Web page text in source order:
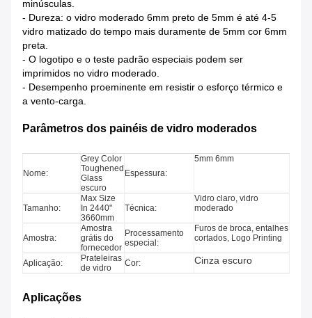
minúsculas.
- Dureza: o vidro moderado 6mm preto de 5mm é até 4-5
vidro matizado do tempo mais duramente de 5mm cor 6mm
preta.
- O logotipo e o teste padrão especiais podem ser
imprimidos no vidro moderado.
- Desempenho proeminente em resistir o esforço térmico e
a vento-carga.
Parâmetros dos painéis de vidro moderados
Nome:
Grey Color
Toughened
Glass
escuro
Espessura:
5mm 6mm
Tamanho:
Max Size
In 2440"
3660mm
Técnica:
Vidro claro, vidro
moderado
Amostra:
Amostra
grátis do
fornecedor
Processamento
especial:
Furos de broca, entalhes
cortados, Logo Printing
Aplicação:
Prateleiras
de vidro
Cor: Cinza escuro
Aplicações